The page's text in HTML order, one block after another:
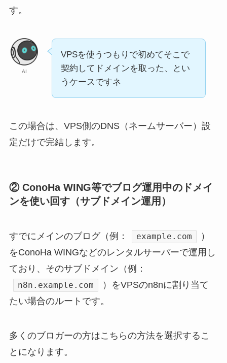
す。
AI
VPSを使うつもりで初めてそこで
契約してドメインを取った、とい
うケースですネ
この場合は、VPS側のDNS（ネームサーバー）設
定だけで完結します。
② ConoHa WING等でブログ運用中のドメイ
ンを使い回す（サブドメイン運用）
すでにメインのブログ（例： example.com
）
をConoHa WINGなどのレンタルサーバーで運用し
ており、そのサブドメイン（例：
n8n.example.com
）をVPSのn8nに割り当て
たい場合のルートです。
多くのブロガーの方はこちらの方法を選択するこ
とになります。